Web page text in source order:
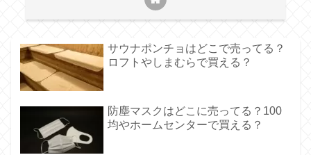
サウナポンチョはどこで売ってる？
ロフトやしまむらで買える？
防塵マスクはどこに売ってる？100
均やホームセンターで買える？